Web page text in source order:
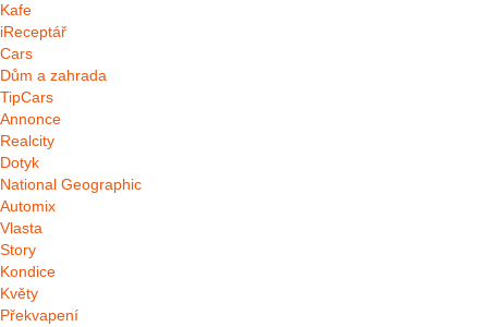
Kafe
iReceptář
Cars
Dům a zahrada
TipCars
Annonce
Realcity
Dotyk
National Geographic
Automix
Vlasta
Story
Kondice
Květy
Překvapení